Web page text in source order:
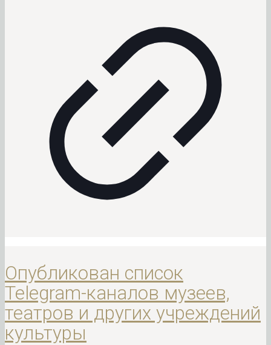
Опубликован список
Telegram-каналов музеев,
театров и других учреждений
культуры